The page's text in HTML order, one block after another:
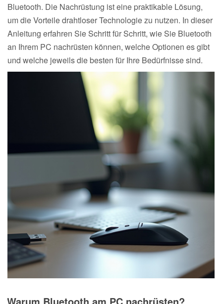
Bluetooth. Die Nachrüstung ist eine praktikable Lösung,
um die Vorteile drahtloser Technologie zu nutzen. In dieser
Anleitung erfahren Sie Schritt für Schritt, wie Sie Bluetooth
an Ihrem PC nachrüsten können, welche Optionen es gibt
und welche jeweils die besten für Ihre Bedürfnisse sind.
Warum Bluetooth am PC nachrüsten?